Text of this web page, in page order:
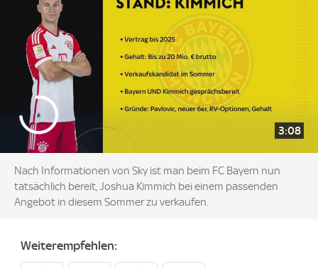
3:08
Nach Informationen von Sky ist man beim FC Bayern nun
tatsächlich bereit, Joshua Kimmich bei einem passenden
Angebot in diesem Sommer zu verkaufen.
Weiterempfehlen: